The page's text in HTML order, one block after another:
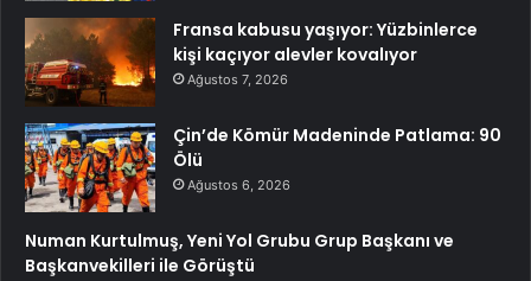
Fransa kabusu yaşıyor: Yüzbinlerce
kişi kaçıyor alevler kovalıyor
Ağustos 7, 2026
Çin’de Kömür Madeninde Patlama: 90
Ölü
Ağustos 6, 2026
Numan Kurtulmuş, Yeni Yol Grubu Grup Başkanı ve
Başkanvekilleri ile Görüştü